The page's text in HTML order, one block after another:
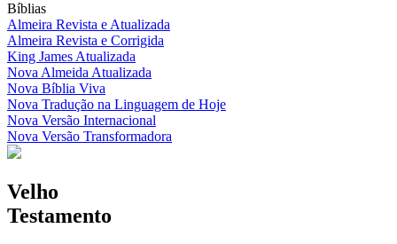
Bíblias
Almeira Revista e Atualizada
Almeira Revista e Corrigida
King James Atualizada
Nova Almeida Atualizada
Nova Bíblia Viva
Nova Tradução na Linguagem de Hoje
Nova Versão Internacional
Nova Versão Transformadora
Velho
Testamento